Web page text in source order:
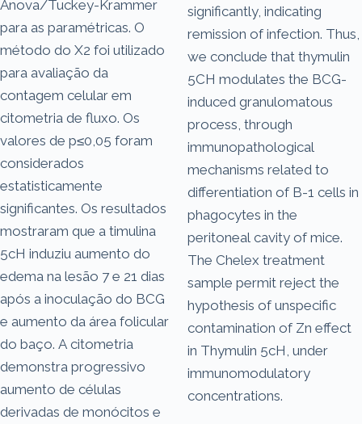
Anova/Tuckey-Krammer
para as paramétricas. O
método do X2 foi utilizado
para avaliação da
contagem celular em
citometria de fluxo. Os
valores de p≤0,05 foram
considerados
estatisticamente
significantes. Os resultados
mostraram que a timulina
5cH induziu aumento do
edema na lesão 7 e 21 dias
após a inoculação do BCG
e aumento da área folicular
do baço. A citometria
demonstra progressivo
aumento de células
derivadas de monócitos e
significantly, indicating
remission of infection. Thus,
we conclude that thymulin
5CH modulates the BCG-
induced granulomatous
process, through
immunopathological
mechanisms related to
differentiation of B-1 cells in
phagocytes in the
peritoneal cavity of mice.
The Chelex treatment
sample permit reject the
hypothesis of unspecific
contamination of Zn effect
in Thymulin 5cH, under
immunomodulatory
concentrations.